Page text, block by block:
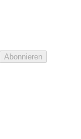
Abonnieren